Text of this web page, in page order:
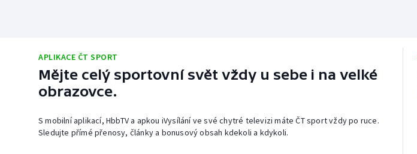
APLIKACE ČT SPORT
Mějte celý sportovní svět vždy u sebe i na velké
obrazovce.
S mobilní aplikací, HbbTV a apkou iVysílání ve své chytré televizi máte ČT sport vždy po ruce.
Sledujte přímé přenosy, články a bonusový obsah kdekoli a kdykoli.